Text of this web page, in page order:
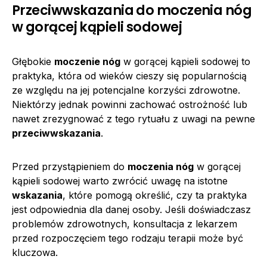
Przeciwwskazania do moczenia nóg
w gorącej kąpieli sodowej
Głębokie moczenie nóg w gorącej kąpieli sodowej to
praktyka, która od wieków cieszy się popularnością
ze względu na jej potencjalne korzyści zdrowotne.
Niektórzy jednak powinni zachować ostrożność lub
nawet zrezygnować z tego rytuału z uwagi na pewne
przeciwwskazania.
Przed przystąpieniem do moczenia nóg w gorącej
kąpieli sodowej warto zwrócić uwagę na istotne
wskazania, które pomogą określić, czy ta praktyka
jest odpowiednia dla danej osoby. Jeśli doświadczasz
problemów zdrowotnych, konsultacja z lekarzem
przed rozpoczęciem tego rodzaju terapii może być
kluczowa.